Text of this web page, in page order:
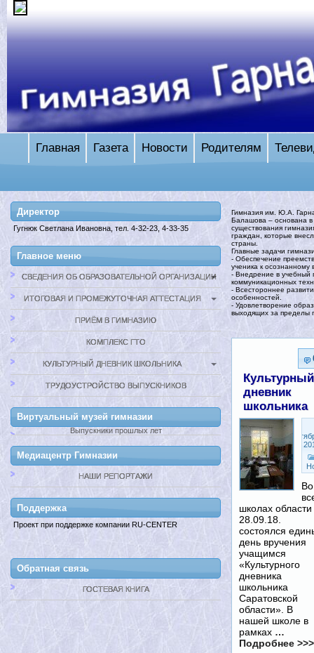
Главная Газета Новости Родителям
Гимназия им. Ю.А.
Балашова – основана в
существования
граждан, которые
страны.
Главные задачи
- Обеспечение
ученика к
- Внедрение в учебный
коммуникационных
- Всестороннее
особенностей.
- Удовлетворение
выходящих за пределы
Культурный
дневник
школьника
28,
Во
школах области
28.09.18.
состоялся
день вручения
учащимся
«Культурного
дневника
школьника
Саратовской
области». В
нашей школе в
рамках …
Подробнее >>>
Директор
Гугнюк Светлана Ивановна, тел. 4-32-23, 4-33-35
Главное меню
СВЕДЕНИЯ ОБ ОБРАЗОВАТЕЛЬНОЙ ОРГАНИЗАЦИИ
ИТОГОВАЯ И ПРОМЕЖУТОЧНАЯ АТТЕСТАЦИЯ
ПРИЁМ В ГИМНАЗИЮ
КОМПЛЕКС ГТО
КУЛЬТУРНЫЙ ДНЕВНИК ШКОЛЬНИКА
ТРУДОУСТРОЙСТВО ВЫПУСКНИКОВ
Виртуальный музей гимназии
Выпускники прошлых лет
Медиацентр Гимназии
НАШИ РЕПОРТАЖИ
Поддержкa
Проект при поддержке компании RU-CENTER
Обратная связь
ГОСТЕВАЯ КНИГА